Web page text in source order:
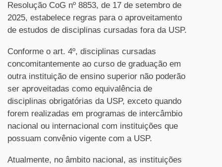
Resolução CoG nº 8853, de 17 de setembro de
2025, estabelece regras para o aproveitamento
de estudos de disciplinas cursadas fora da USP.
Conforme o art. 4º, disciplinas cursadas
concomitantemente ao curso de graduação em
outra instituição de ensino superior não poderão
ser aproveitadas como equivalência de
disciplinas obrigatórias da USP, exceto quando
forem realizadas em programas de intercâmbio
nacional ou internacional com instituições que
possuam convênio vigente com a USP.
Atualmente, no âmbito nacional, as instituições